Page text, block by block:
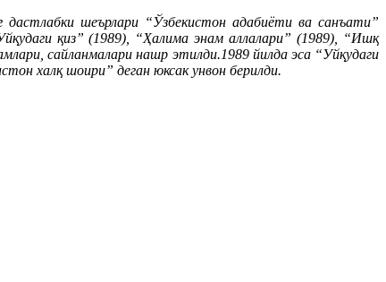
дастлабки шеърлари “Ўзбекистон адабиёти ва санъати”
қиз” (1989), “Ҳалима энам аллалари” (1989), “Ишқ
сайланмалари нашр этилди.1989 йилда эса “Уйқудаги
халқ шоири” деган юксак унвон берилди.